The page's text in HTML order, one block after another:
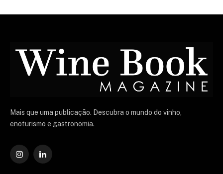
Mais que uma publicação. Descubra o mundo do vinho,
enoturismo e gastronomia.
Instagram
O